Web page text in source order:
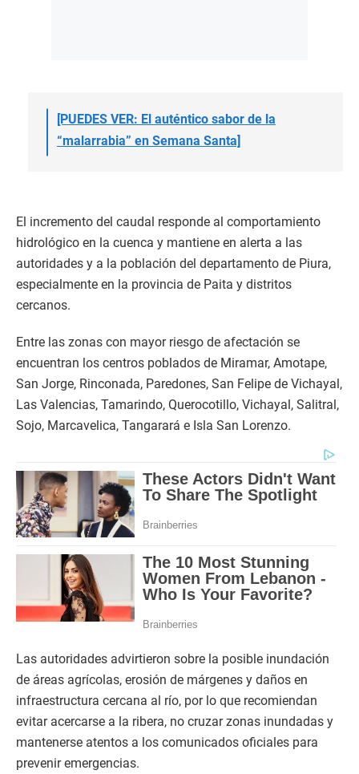
[PUEDES VER: El auténtico sabor de la
“malarrabia” en Semana Santa]
El incremento del caudal responde al comportamiento
hidrológico en la cuenca y mantiene en alerta a las
autoridades y a la población del departamento de Piura,
especialmente en la provincia de Paita y distritos
cercanos.
Entre las zonas con mayor riesgo de afectación se
encuentran los centros poblados de Miramar, Amotape,
San Jorge, Rinconada, Paredones, San Felipe de Vichayal,
Las Valencias, Tamarindo, Querocotillo, Vichayal, Salitral,
Sojo, Marcavelica, Tangarará e Isla San Lorenzo.
Las autoridades advirtieron sobre la posible inundación
de áreas agrícolas, erosión de márgenes y daños en
infraestructura cercana al río, por lo que recomiendan
evitar acercarse a la ribera, no cruzar zonas inundadas y
mantenerse atentos a los comunicados oficiales para
prevenir emergencias.